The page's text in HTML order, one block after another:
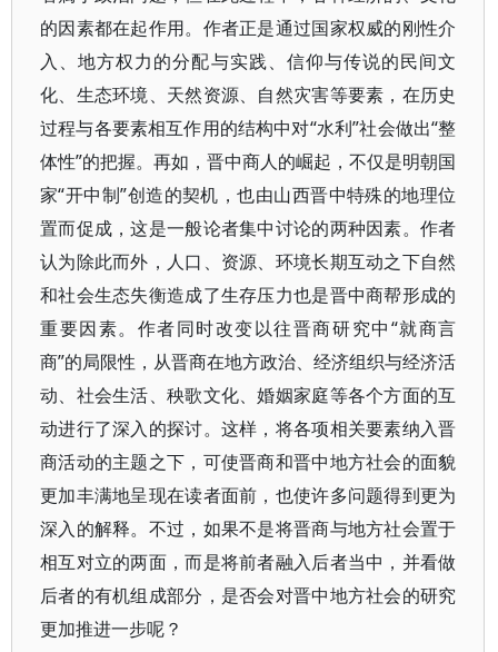
的因素都在起作用。作者正是通过国家权威的刚性介
入、地方权力的分配与实践、信仰与传说的民间文
化、生态环境、天然资源、自然灾害等要素，在历史
过程与各要素相互作用的结构中对“水利”社会做出“整
体性”的把握。再如，晋中商人的崛起，不仅是明朝国
家“开中制”创造的契机，也由山西晋中特殊的地理位
置而促成，这是一般论者集中讨论的两种因素。作者
认为除此而外，人口、资源、环境长期互动之下自然
和社会生态失衡造成了生存压力也是晋中商帮形成的
重要因素。作者同时改变以往晋商研究中“就商言
商”的局限性，从晋商在地方政治、经济组织与经济活
动、社会生活、秧歌文化、婚姻家庭等各个方面的互
动进行了深入的探讨。这样，将各项相关要素纳入晋
商活动的主题之下，可使晋商和晋中地方社会的面貌
更加丰满地呈现在读者面前，也使许多问题得到更为
深入的解释。不过，如果不是将晋商与地方社会置于
相互对立的两面，而是将前者融入后者当中，并看做
后者的有机组成部分，是否会对晋中地方社会的研究
更加推进一步呢？